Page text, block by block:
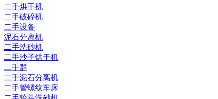
二手烘干机
二手破碎机
二手设备
泥石分离机
二手洗砂机
二手沙子烘干机
二手群
二手泥石分离机
二手管螺纹车床